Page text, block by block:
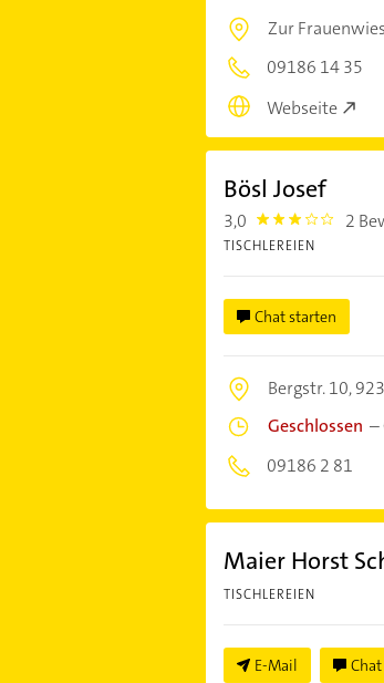
Zur
09186 14 35
Webseite
Bösl Josef
3,0 3.0 2
TISCHLEREIEN
Chat starten
Bergstr. 10,
Geschlossen –
09186 2 81
Maier Horst
TISCHLEREIEN
E-Mail